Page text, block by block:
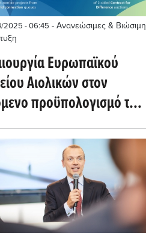
2025 - 06:45 - Ανανεώσιμες & Βιώσιμη
Ευρωπαϊκού
Αιολικών στον
προϋπολογισμό της
η ETIPWind